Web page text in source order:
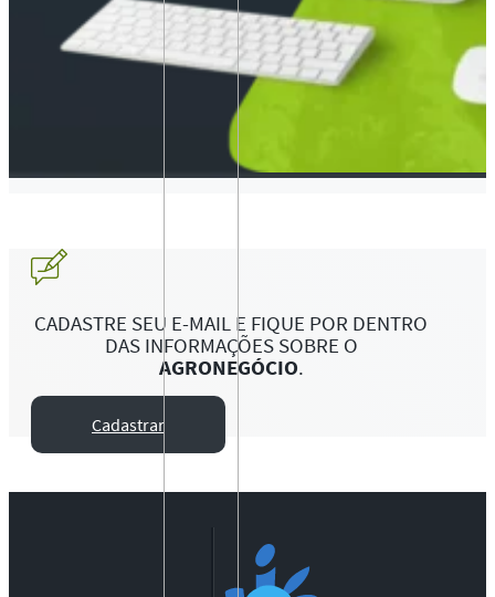
CADASTRE SEU E-MAIL E FIQUE POR DENTRO
DAS INFORMAÇÕES SOBRE O
AGRONEGÓCIO.
Cadastrar